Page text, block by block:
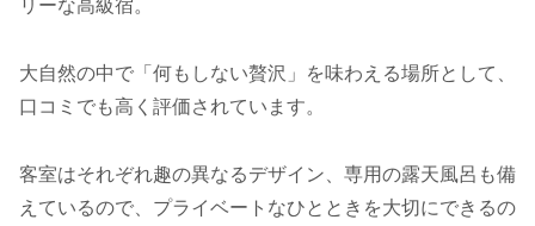
リーな高級宿。
大自然の中で「何もしない贅沢」を味わえる場所として、
口コミでも高く評価されています。
客室はそれぞれ趣の異なるデザイン、専用の露天風呂も備
えているので、プライベートなひとときを大切にできるの